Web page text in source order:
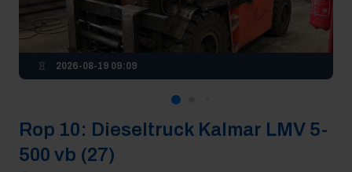
2026-08-19 09:09
Rop 10: Dieseltruck Kalmar LMV 5-
500 vb (27)